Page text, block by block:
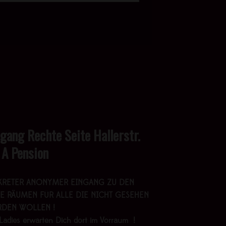
Rechte Seite Hallerstr.
Pension
ANONYMER EINGANG ZU DEN
RÄUMEN FÜR ALLE DIE NICHT GESEHEN
WOLLEN !
erwarten Dich dort im Vorraum !